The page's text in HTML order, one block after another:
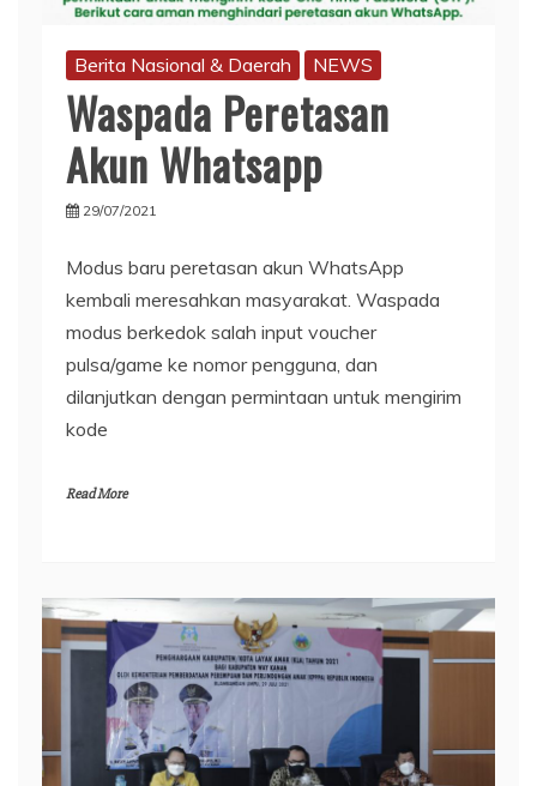
Berita Nasional & Daerah NEWS
Waspada Peretasan
Akun Whatsapp
29/07/2021
Modus baru peretasan akun WhatsApp
kembali meresahkan masyarakat. Waspada
modus berkedok salah input voucher
pulsa/game ke nomor pengguna, dan
dilanjutkan dengan permintaan untuk mengirim
kode
Read More